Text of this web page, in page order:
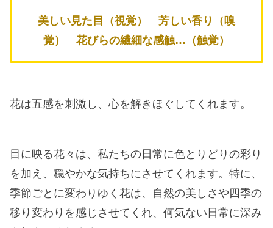
美しい見た目（視覚）
芳しい香り（嗅
覚）
花びらの繊細な感触…（触覚）
花は五感を刺激し、心を解きほぐしてくれます。
目に映る花々は、私たちの日常に色とりどりの彩り
を加え、穏やかな気持ちにさせてくれます。特に、
季節ごとに変わりゆく花は、自然の美しさや四季の
移り変わりを感じさせてくれ、何気ない日常に深み